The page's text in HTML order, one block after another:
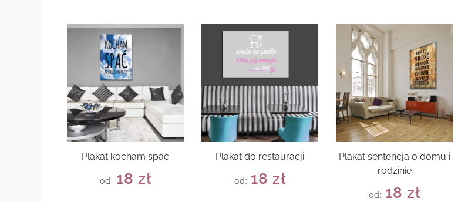
Plakat kocham spać
od: 18 zł
Plakat do restauracji
od: 18 zł
Plakat sentencja o domu i
rodzinie
od: 18 zł